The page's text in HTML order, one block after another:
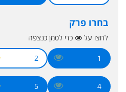
בחרו פרק
לחצו על כדי לסמן כנצפה
1
2
4
5